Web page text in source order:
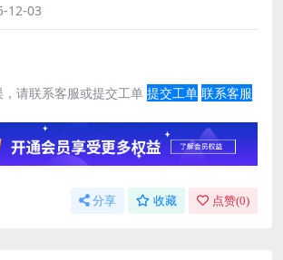
12-03
请联系客服或提交工单 提交工单 联系客服
分享 收藏 点赞(0)